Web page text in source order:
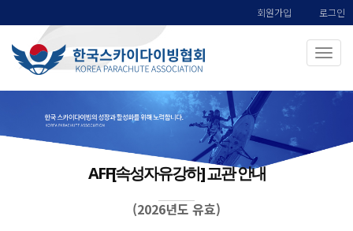
회원가입 로그인
AFF[속성자유강하] 교관 안내
(2026년도 유효)